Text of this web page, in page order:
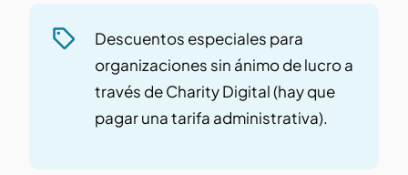
Descuentos especiales para
organizaciones sin ánimo de lucro a
través de Charity Digital (hay que
pagar una tarifa administrativa).